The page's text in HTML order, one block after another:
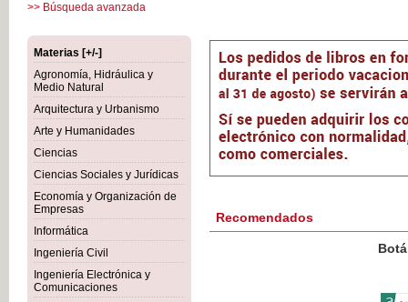
>> Búsqueda avanzada
Materias [+/-]
Agronomía, Hidráulica y
Medio Natural
Arquitectura y Urbanismo
Arte y Humanidades
Ciencias
Ciencias Sociales y Jurídicas
Economía y Organización de
Empresas
Informática
Ingeniería Civil
Ingeniería Electrónica y
Comunicaciones
Recomendados